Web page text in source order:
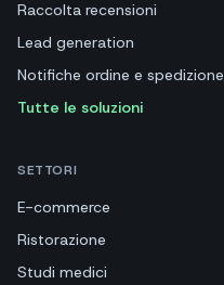
Raccolta recensioni
Lead generation
Notifiche ordine e spedizione
Tutte le soluzioni
SETTORI
E-commerce
Ristorazione
Studi medici